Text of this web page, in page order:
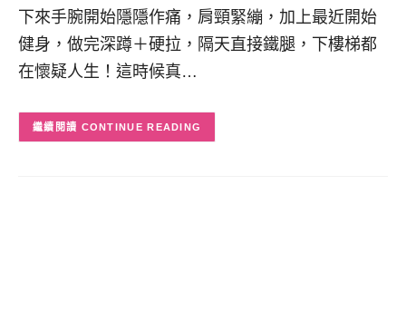
下來手腕開始隱隱作痛，肩頸緊繃，加上最近開始
健身，做完深蹲＋硬拉，隔天直接鐵腿，下樓梯都
在懷疑人生！這時候真…
CONTINUE READING